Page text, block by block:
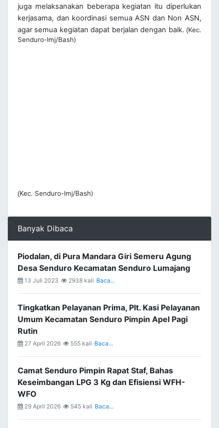
juga melaksanakan beberapa kegiatan itu diperlukan
kerjasama, dan koordinasi semua ASN dan Non ASN,
agar semua kegiatan dapat berjalan dengan baik. (Kec.
Senduro-lmj/Bash)
(Kec. Senduro-lmj/Bash)
Banyak Dibaca
Piodalan, di Pura Mandara Giri Semeru Agung
Desa Senduro Kecamatan Senduro Lumajang
13 Juli 2023 2938 kali Baca...
Tingkatkan Pelayanan Prima, Plt. Kasi Pelayanan
Umum Kecamatan Senduro Pimpin Apel Pagi
Rutin
27 April 2026 555 kali Baca...
Camat Senduro Pimpin Rapat Staf, Bahas
Keseimbangan LPG 3 Kg dan Efisiensi WFH-
WFO
29 April 2026 545 kali Baca...